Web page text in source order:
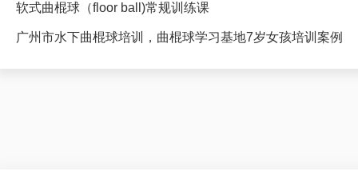
软式曲棍球（floor ball)常规训练课
广州市水下曲棍球培训，曲棍球学习基地7岁女孩培训案例